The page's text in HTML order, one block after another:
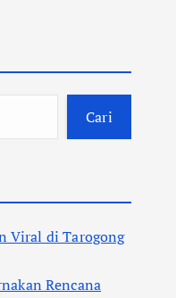
Cari
Viral di Tarogong
Rencana